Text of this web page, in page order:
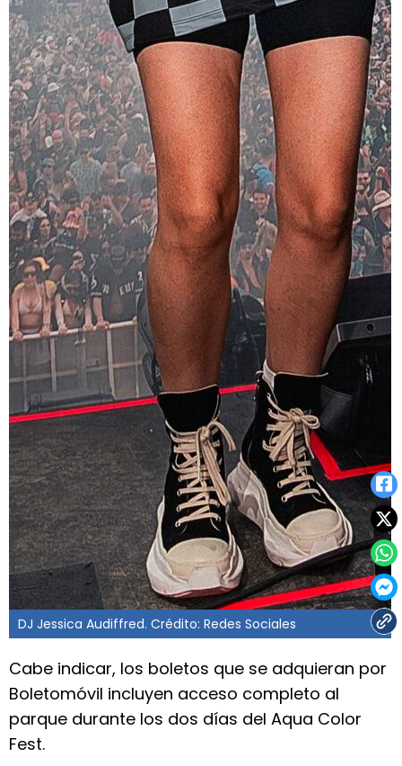
DJ Jessica Audiffred. Crédito: Redes Sociales
Cabe indicar, los boletos que se adquieran por
Boletomóvil incluyen acceso completo al
parque durante los dos días del Aqua Color
Fest.